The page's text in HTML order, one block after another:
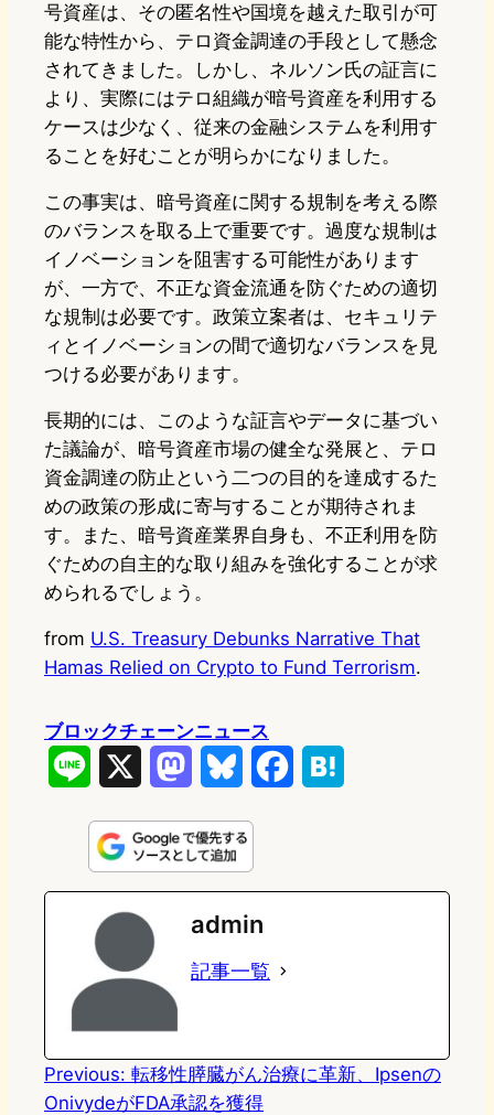
号資産は、その匿名性や国境を越えた取引が可
能な特性から、テロ資金調達の手段として懸念
されてきました。しかし、ネルソン氏の証言に
より、実際にはテロ組織が暗号資産を利用する
ケースは少なく、従来の金融システムを利用す
ることを好むことが明らかになりました。
この事実は、暗号資産に関する規制を考える際
のバランスを取る上で重要です。過度な規制は
イノベーションを阻害する可能性があります
が、一方で、不正な資金流通を防ぐための適切
な規制は必要です。政策立案者は、セキュリテ
ィとイノベーションの間で適切なバランスを見
つける必要があります。
長期的には、このような証言やデータに基づい
た議論が、暗号資産市場の健全な発展と、テロ
資金調達の防止という二つの目的を達成するた
めの政策の形成に寄与することが期待されま
す。また、暗号資産業界自身も、不正利用を防
ぐための自主的な取り組みを強化することが求
められるでしょう。
from U.S. Treasury Debunks Narrative That
Hamas Relied on Crypto to Fund Terrorism.
ブロックチェーンニュース
n
e
s
t
o
d
n
u
e
s
k
e
k
e
admin
記事一覧
Previous: 転移性膵臓がん治療に革新、Ipsenの
OnivydeがFDA承認を獲得